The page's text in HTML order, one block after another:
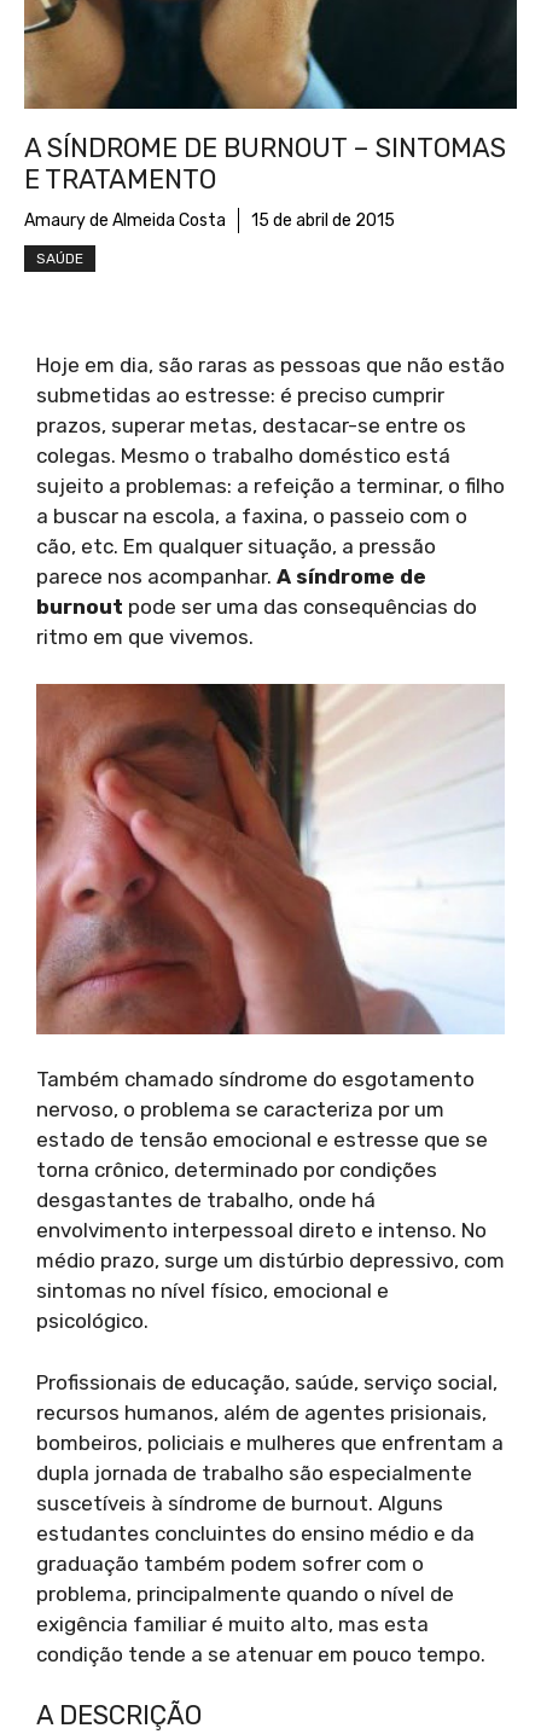
A SÍNDROME DE BURNOUT – SINTOMAS
E TRATAMENTO
Amaury de Almeida Costa 15 de abril de 2015
SAÚDE
Hoje em dia, são raras as pessoas que não estão
submetidas ao estresse: é preciso cumprir
prazos, superar metas, destacar-se entre os
colegas. Mesmo o trabalho doméstico está
sujeito a problemas: a refeição a terminar, o filho
a buscar na escola, a faxina, o passeio com o
cão, etc. Em qualquer situação, a pressão
parece nos acompanhar. A síndrome de
burnout pode ser uma das consequências do
ritmo em que vivemos.
Também chamado síndrome do esgotamento
nervoso, o problema se caracteriza por um
estado de tensão emocional e estresse que se
torna crônico, determinado por condições
desgastantes de trabalho, onde há
envolvimento interpessoal direto e intenso. No
médio prazo, surge um distúrbio depressivo, com
sintomas no nível físico, emocional e
psicológico.
Profissionais de educação, saúde, serviço social,
recursos humanos, além de agentes prisionais,
bombeiros, policiais e mulheres que enfrentam a
dupla jornada de trabalho são especialmente
suscetíveis à síndrome de burnout. Alguns
estudantes concluintes do ensino médio e da
graduação também podem sofrer com o
problema, principalmente quando o nível de
exigência familiar é muito alto, mas esta
condição tende a se atenuar em pouco tempo.
A DESCRIÇÃO